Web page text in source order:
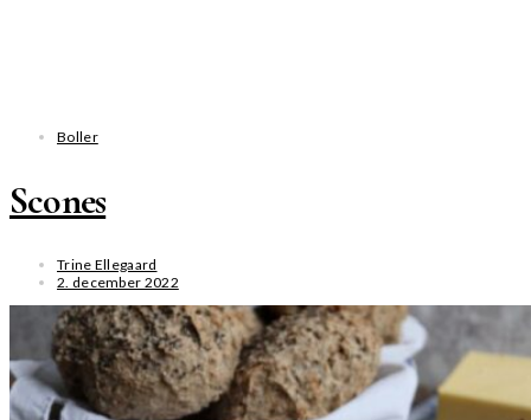
Boller
Scones
Trine Ellegaard
2. december 2022
SE MERE